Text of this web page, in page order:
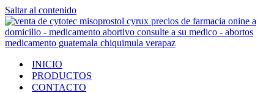
Saltar al contenido
INICIO
PRODUCTOS
CONTACTO